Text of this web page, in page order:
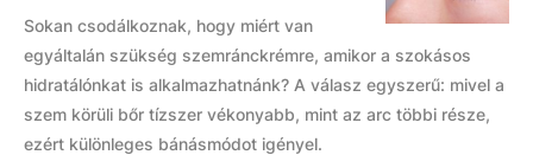
Sokan csodálkoznak, hogy miért van
egyáltalán szükség szemránckrémre, amikor a szokásos
hidratálónkat is alkalmazhatnánk? A válasz egyszerű: mivel a
szem körüli bőr tízszer vékonyabb, mint az arc többi része,
ezért különleges bánásmódot igényel.